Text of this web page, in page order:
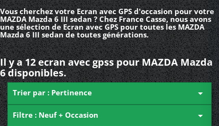
Vous cherchez votre Ecran avec GPS d'occasion pour votre
MAZDA Mazda 6 III sedan ? Chez France Casse, nous avons
une sélection de Ecran avec GPS pour toutes les MAZDA
Mazda 6 III sedan de toutes générations.
Il y a 12 ecran avec gpss pour MAZDA Mazda
6 disponibles.
Trier par : Pertinence 
Filtre : Neuf + Occasion 